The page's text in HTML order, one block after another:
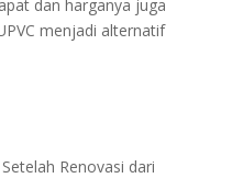
dan harganya juga
menjadi alternatif
Renovasi dari